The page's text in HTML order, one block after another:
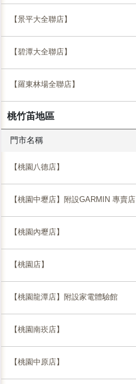
【景平大全聯店】
【碧潭大全聯店】
【羅東林場全聯店】
桃竹苖地區
門市名稱
【桃園八德店】
【桃園中壢店】附設GARMIN 專賣店
【桃園內壢店】
【桃園店】
【桃園龍潭店】附設家電體驗館
【桃園南崁店】
【桃園中原店】